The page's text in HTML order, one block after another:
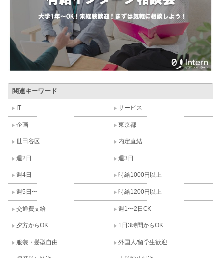
関連キーワード
IT サービス
企画 東京都
世田谷区 内定直結
週2日 週3日
週4日 時給1000円以上
週5日〜 時給1200円以上
交通費支給 週1〜2日OK
夕方からOK 1日3時間からOK
服装・髪型自由 外国人/留学生歓迎